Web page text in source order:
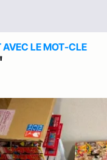
AVEC LE MOT-CLE